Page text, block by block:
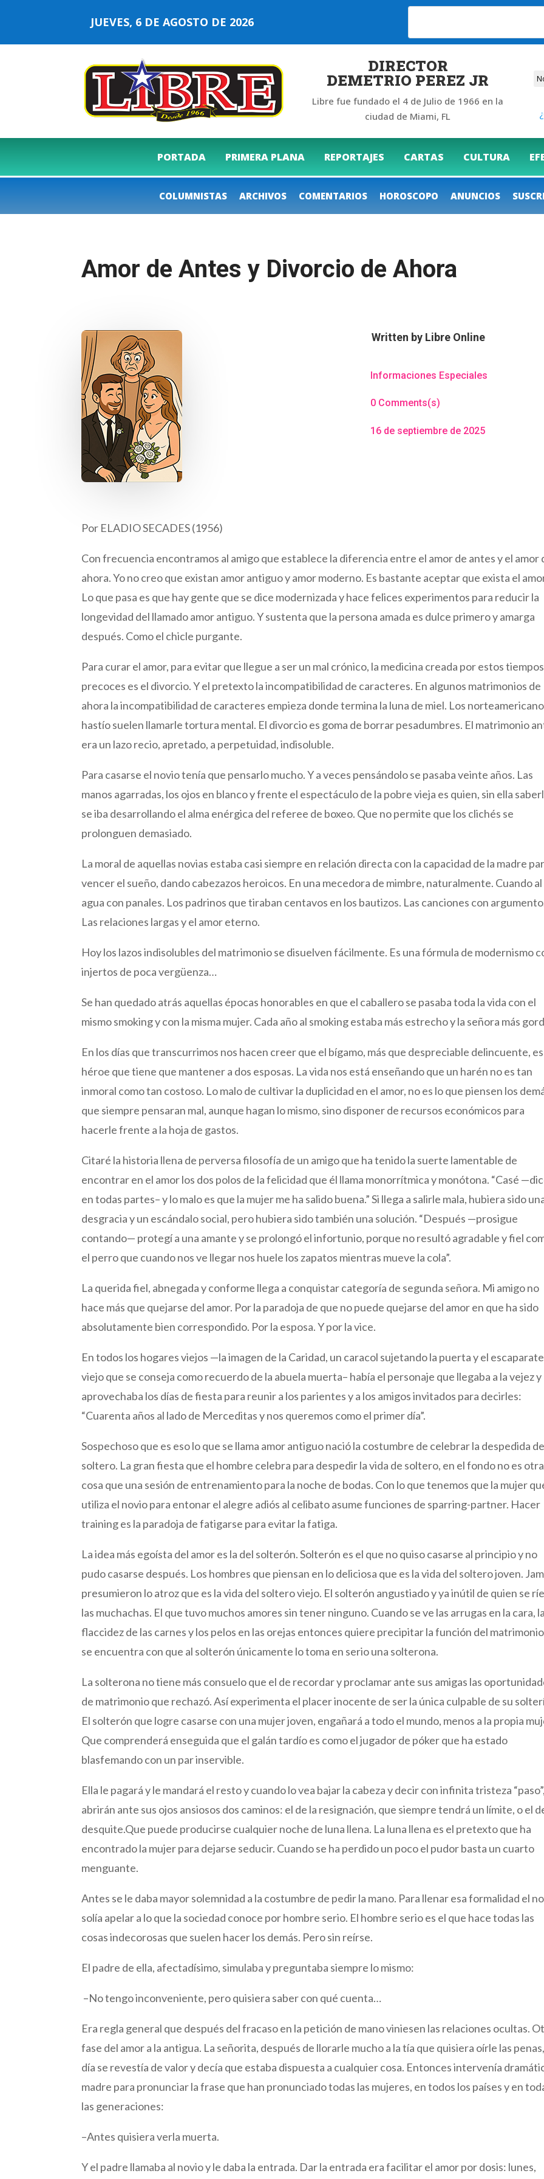
JUEVES, 6 DE AGOSTO DE 2026
DIRECTOR
DEMETRIO PEREZ JR
Libre fue fundado el 4 de Julio de 1966 en la
ciudad de Miami, FL
PORTADA PRIMERA PLANA REPORTAJES CARTAS CULTURA
COLUMNISTAS ARCHIVOS COMENTARIOS HOROSCOPO ANUNCIOS
Amor de Antes y Divorcio de Ahora
Written by Libre Online
Informaciones Especiales
0 Comments(s)
16 de septiembre de 2025
Por ELADIO SECADES (1956)
Con frecuencia encontramos al amigo que establece la diferencia entre el amor de antes y el amor
ahora. Yo no creo que existan amor antiguo y amor moderno. Es bastante aceptar que exista el
Lo que pasa es que hay gente que se dice modernizada y hace felices experimentos para reducir la
longevidad del llamado amor antiguo. Y sustenta que la persona amada es dulce primero y amarga
después. Como el chicle purgante.
Para curar el amor, para evitar que llegue a ser un mal crónico, la medicina creada por estos tiempos
precoces es el divorcio. Y el pretexto la incompatibilidad de caracteres. En algunos matrimonios de
ahora la incompatibilidad de caracteres empieza donde termina la luna de miel. Los
hastío suelen llamarle tortura mental. El divorcio es goma de borrar pesadumbres. El matrimonio
era un lazo recio, apretado, a perpetuidad, indisoluble.
Para casarse el novio tenía que pensarlo mucho. Y a veces pensándolo se pasaba veinte años. Las
manos agarradas, los ojos en blanco y frente el espectáculo de la pobre vieja es quien, sin ella
se iba desarrollando el alma enérgica del referee de boxeo. Que no permite que los clichés se
prolonguen demasiado.
La moral de aquellas novias estaba casi siempre en relación directa con la capacidad de la madre
vencer el sueño, dando cabezazos heroicos. En una mecedora de mimbre, naturalmente. Cuando al
agua con panales. Los padrinos que tiraban centavos en los bautizos. Las canciones con
Las relaciones largas y el amor eterno.
Hoy los lazos indisolubles del matrimonio se disuelven fácilmente. Es una fórmula de modernismo
injertos de poca vergüenza…
Se han quedado atrás aquellas épocas honorables en que el caballero se pasaba toda la vida con el
mismo smoking y con la misma mujer. Cada año al smoking estaba más estrecho y la señora más
En los días que transcurrimos nos hacen creer que el bígamo, más que despreciable delincuente,
héroe que tiene que mantener a dos esposas. La vida nos está enseñando que un harén no es tan
inmoral como tan costoso. Lo malo de cultivar la duplicidad en el amor, no es lo que piensen los
que siempre pensaran mal, aunque hagan lo mismo, sino disponer de recursos económicos para
hacerle frente a la hoja de gastos.
Citaré la historia llena de perversa filosofía de un amigo que ha tenido la suerte lamentable de
encontrar en el amor los dos polos de la felicidad que él llama monorrítmica y monótona. “Casé
en todas partes– y lo malo es que la mujer me ha salido buena.” Si llega a salirle mala, hubiera sido
desgracia y un escándalo social, pero hubiera sido también una solución. “Después —prosigue
contando— protegí a una amante y se prolongó el infortunio, porque no resultó agradable y fiel
el perro que cuando nos ve llegar nos huele los zapatos mientras mueve la cola”.
La querida fiel, abnegada y conforme llega a conquistar categoría de segunda señora. Mi amigo no
hace más que quejarse del amor. Por la paradoja de que no puede quejarse del amor en que ha sido
absolutamente bien correspondido. Por la esposa. Y por la vice.
En todos los hogares viejos —la imagen de la Caridad, un caracol sujetando la puerta y el escaparate
viejo que se conseja como recuerdo de la abuela muerta– había el personaje que llegaba a la vejez y
aprovechaba los días de fiesta para reunir a los parientes y a los amigos invitados para decirles:
“Cuarenta años al lado de Merceditas y nos queremos como el primer día”.
Sospechoso que es eso lo que se llama amor antiguo nació la costumbre de celebrar la despedida de
soltero. La gran fiesta que el hombre celebra para despedir la vida de soltero, en el fondo no es otra
cosa que una sesión de entrenamiento para la noche de bodas. Con lo que tenemos que la mujer
utiliza el novio para entonar el alegre adiós al celibato asume funciones de sparring-partner. Hacer
training es la paradoja de fatigarse para evitar la fatiga.
La idea más egoísta del amor es la del solterón. Solterón es el que no quiso casarse al principio y no
pudo casarse después. Los hombres que piensan en lo deliciosa que es la vida del soltero joven.
presumieron lo atroz que es la vida del soltero viejo. El solterón angustiado y ya inútil de quien se
las muchachas. El que tuvo muchos amores sin tener ninguno. Cuando se ve las arrugas en la cara, la
flaccidez de las carnes y los pelos en las orejas entonces quiere precipitar la función del
se encuentra con que al solterón únicamente lo toma en serio una solterona.
La solterona no tiene más consuelo que el de recordar y proclamar ante sus amigas las
de matrimonio que rechazó. Así experimenta el placer inocente de ser la única culpable de su
El solterón que logre casarse con una mujer joven, engañará a todo el mundo, menos a la propia
Que comprenderá enseguida que el galán tardío es como el jugador de póker que ha estado
blasfemando con un par inservible.
Ella le pagará y le mandará el resto y cuando lo vea bajar la cabeza y decir con infinita tristeza
abrirán ante sus ojos ansiosos dos caminos: el de la resignación, que siempre tendrá un límite, o el
desquite.Que puede producirse cualquier noche de luna llena. La luna llena es el pretexto que ha
encontrado la mujer para dejarse seducir. Cuando se ha perdido un poco el pudor basta un cuarto
menguante.
Antes se le daba mayor solemnidad a la costumbre de pedir la mano. Para llenar esa formalidad el
solía apelar a lo que la sociedad conoce por hombre serio. El hombre serio es el que hace todas las
cosas indecorosas que suelen hacer los demás. Pero sin reírse.
El padre de ella, afectadísimo, simulaba y preguntaba siempre lo mismo:
–No tengo inconveniente, pero quisiera saber con qué cuenta…
Era regla general que después del fracaso en la petición de mano viniesen las relaciones ocultas.
fase del amor a la antigua. La señorita, después de llorarle mucho a la tía que quisiera oírle las
día se revestía de valor y decía que estaba dispuesta a cualquier cosa. Entonces intervenía
madre para pronunciar la frase que han pronunciado todas las mujeres, en todos los países y en
las generaciones:
–Antes quisiera verla muerta.
Y el padre llamaba al novio y le daba la entrada. Dar la entrada era facilitar el amor por dosis: lunes,